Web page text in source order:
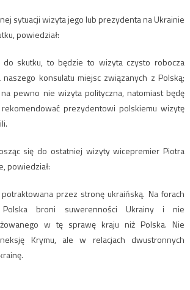
sytuacji wizyta jego lub prezydenta na Ukrainie
powiedział:
skutku, to będzie to wizyta czysto robocza
konsulatu miejsc związanych z Polską;
pewno nie wizyta polityczna, natomiast będę
rekomendować prezydentowi polskiemu wizytę
się do ostatniej wizyty wicepremier Piotra
powiedział:
przez stronę ukraińską. Na forach
Polska broni suwerenności Ukrainy i nie
w tę sprawę kraju niż Polska. Nie
Krymu, ale w relacjach dwustronnych